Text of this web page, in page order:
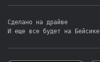
Сделано на драйве
И еще все будет на Бейсике